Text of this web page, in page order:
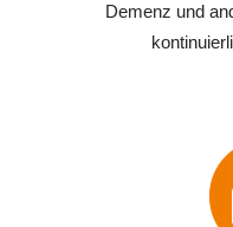
Demenz und